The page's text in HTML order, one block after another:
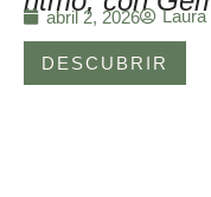
abril 2, 2026 Laura
DESCUBRIR